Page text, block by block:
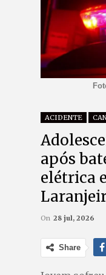
ACIDENTE
após
elétrica
On 28 jul, 2026
Share